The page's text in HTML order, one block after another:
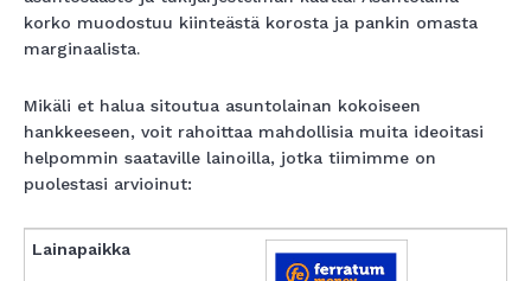
korko muodostuu kiinteästä korosta ja pankin omasta
marginaalista.
Mikäli et halua sitoutua asuntolainan kokoiseen
hankkeeseen, voit rahoittaa mahdollisia muita ideoitasi
helpommin saataville lainoilla, jotka tiimimme on
puolestasi arvioinut: